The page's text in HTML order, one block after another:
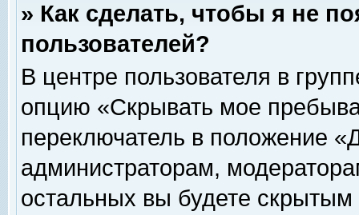
» Как сделать, чтобы я не
пользователей?
В центре пользователя в
опцию «Скрывать мое
переключатель в положение
администраторам,
остальных вы будете скрытым